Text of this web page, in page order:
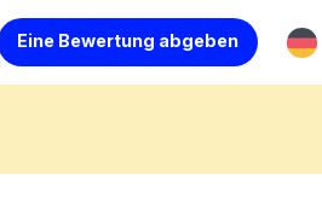
Eine Bewertung abgeben